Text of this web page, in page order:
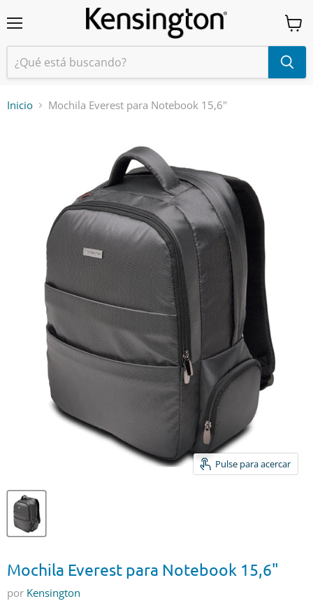
Ver
Inicio Mochila Everest para Notebook 15,6"
Pulse para acercar
Mochila Everest para Notebook 15,6"
por Kensington